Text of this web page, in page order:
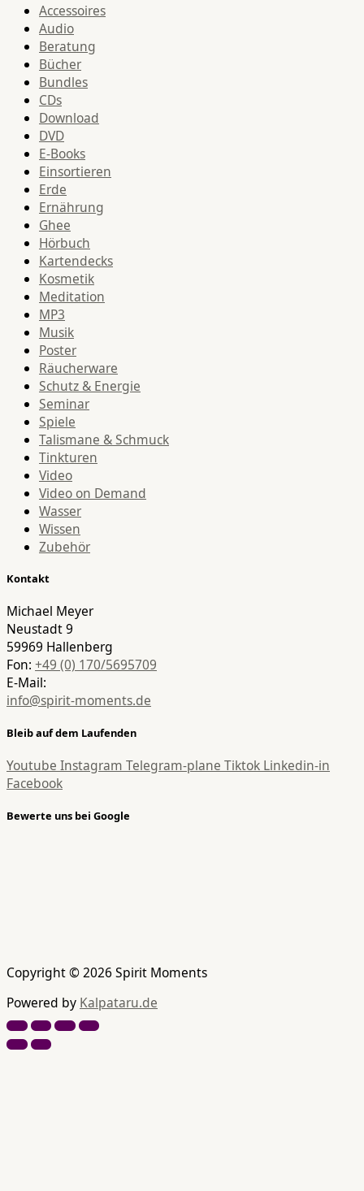
Accessoires
Audio
Beratung
Bücher
Bundles
CDs
Download
DVD
E-Books
Einsortieren
Erde
Ernährung
Ghee
Hörbuch
Kartendecks
Kosmetik
Meditation
MP3
Musik
Poster
Räucherware
Schutz & Energie
Seminar
Spiele
Talismane & Schmuck
Tinkturen
Video
Video on Demand
Wasser
Wissen
Zubehör
Kontakt
Michael Meyer
Neustadt 9
59969 Hallenberg
Fon: +49 (0) 170/5695709
E-Mail:
info@spirit-moments.de
Bleib auf dem Laufenden
Youtube Instagram Telegram-plane Tiktok Linkedin-in
Facebook
Bewerte uns bei Google
Copyright © 2026 Spirit Moments
Powered by Kalpataru.de